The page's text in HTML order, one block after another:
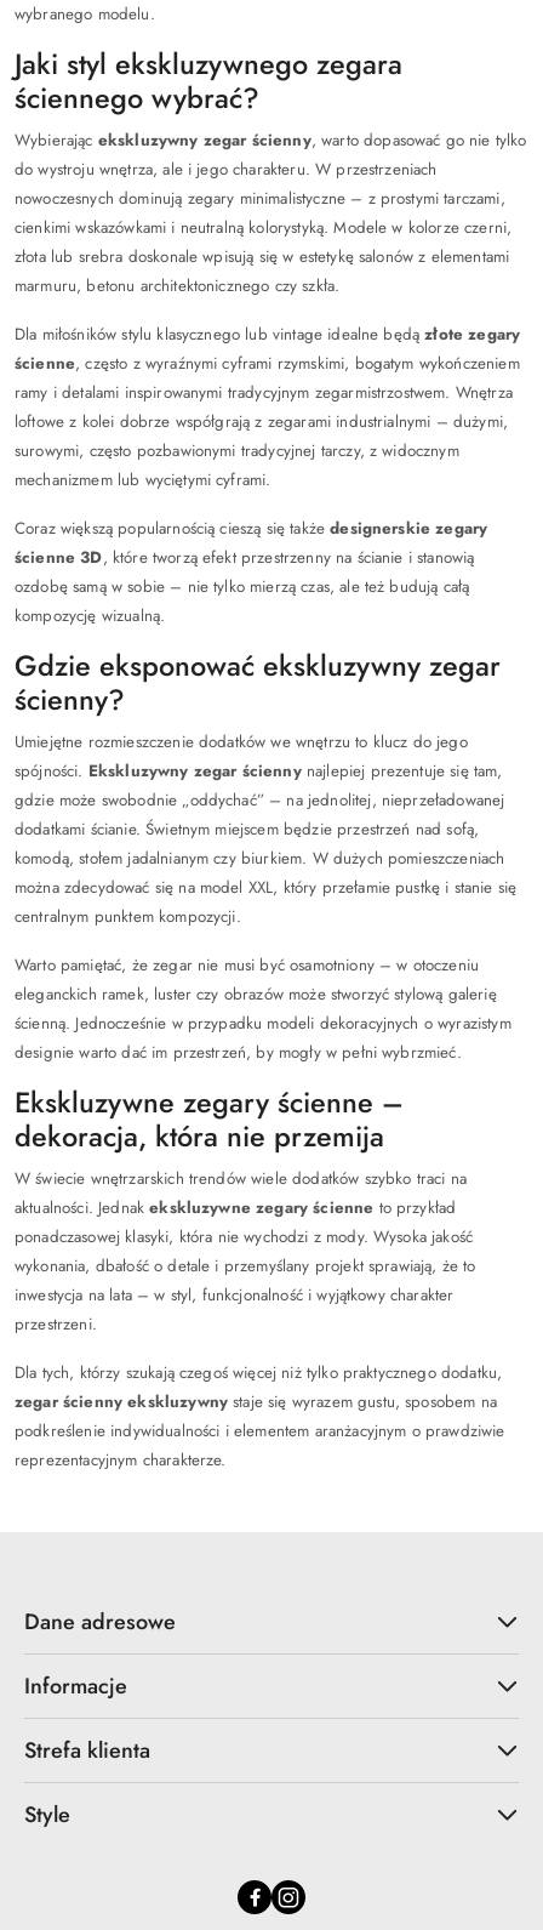
wybranego modelu.
Jaki styl ekskluzywnego zegara
ściennego wybrać?
Wybierając ekskluzywny zegar ścienny, warto dopasować go nie tylko
do wystroju wnętrza, ale i jego charakteru. W przestrzeniach
nowoczesnych dominują zegary minimalistyczne – z prostymi tarczami,
cienkimi wskazówkami i neutralną kolorystyką. Modele w kolorze czerni,
złota lub srebra doskonale wpisują się w estetykę salonów z elementami
marmuru, betonu architektonicznego czy szkła.
Dla miłośników stylu klasycznego lub vintage idealne będązłote zegary
ścienne, często z wyraźnymi cyframi rzymskimi, bogatym wykończeniem
ramy i detalami inspirowanymi tradycyjnym zegarmistrzostwem. Wnętrza
loftowe z kolei dobrze współgrają z zegarami industrialnymi – dużymi,
surowymi, często pozbawionymi tradycyjnej tarczy, z widocznym
mechanizmem lub wyciętymi cyframi.
Coraz większą popularnością cieszą się takżedesignerskie zegary
ścienne 3D, które tworzą efekt przestrzenny na ścianie i stanowią
ozdobę samą w sobie – nie tylko mierzą czas, ale też budują całą
kompozycję wizualną.
Gdzie eksponować ekskluzywny zegar
ścienny?
Umiejętne rozmieszczenie dodatków we wnętrzu to klucz do jego
spójności. Ekskluzywny zegar ściennynajlepiej prezentuje się tam,
gdzie może swobodnie „oddychać” – na jednolitej, nieprzeładowanej
dodatkami ścianie. Świetnym miejscem będzie przestrzeń nad sofą,
komodą, stołem jadalnianym czy biurkiem. W dużych pomieszczeniach
można zdecydować się na model XXL, który przełamie pustkę i stanie się
centralnym punktem kompozycji.
Warto pamiętać, że zegar nie musi być osamotniony – w otoczeniu
eleganckich ramek, luster czy obrazów może stworzyć stylową galerię
ścienną. Jednocześnie w przypadku modeli dekoracyjnych o wyrazistym
designie warto dać im przestrzeń, by mogły w pełni wybrzmieć.
Ekskluzywne zegary ścienne –
dekoracja, która nie przemija
W świecie wnętrzarskich trendów wiele dodatków szybko traci na
aktualności. Jednakekskluzywne zegary ścienne to przykład
ponadczasowej klasyki, która nie wychodzi z mody. Wysoka jakość
wykonania, dbałość o detale i przemyślany projekt sprawiają, że to
inwestycja na lata – w styl, funkcjonalność i wyjątkowy charakter
przestrzeni.
Dla tych, którzy szukają czegoś więcej niż tylko praktycznego dodatku,
zegar ścienny ekskluzywny staje się wyrazem gustu, sposobem na
podkreślenie indywidualności i elementem aranżacyjnym o prawdziwie
reprezentacyjnym charakterze.
Dane adresowe
Informacje
Strefa klienta
Style